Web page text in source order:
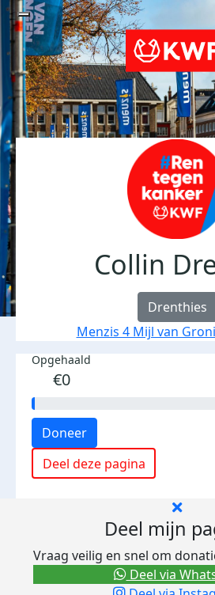
Collin
Drenthies
Menzis 4 Mijl van
Opgehaald
€0
Doneer
Deel deze pagina
Deel mijn
Vraag veilig en snel om
Deel via